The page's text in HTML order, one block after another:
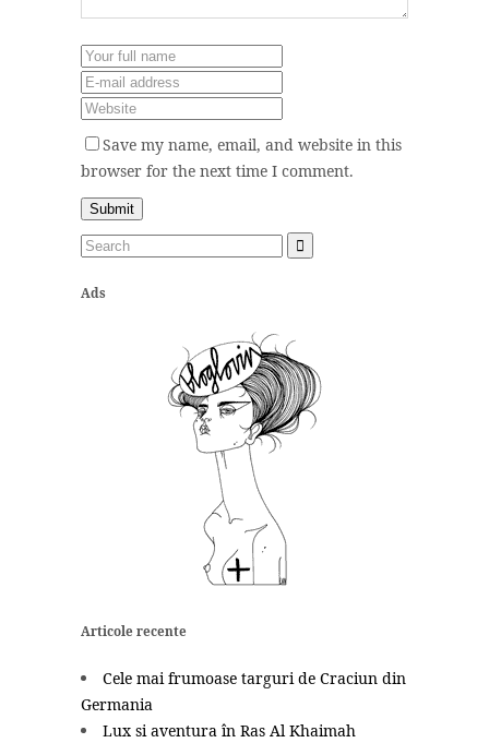
Save my name, email, and website in this
browser for the next time I comment.
Ads
Articole recente
Cele mai frumoase targuri de Craciun din
Germania
Lux si aventura în Ras Al Khaimah